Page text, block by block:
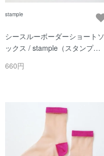
stample
シースルーボーダーショートソ
ックス / stample（スタンプ
660円